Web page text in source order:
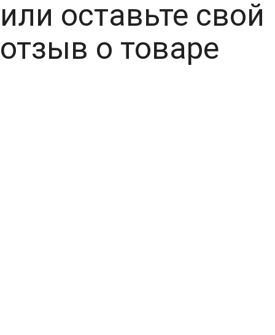
или оставьте свой
отзыв о товаре